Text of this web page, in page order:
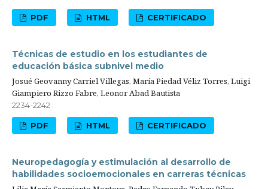
PDF HTML CERTIFICADO
Técnicas de estudio en los estudiantes de
educación básica subnivel medio
Josué Geovanny Carriel Villegas, María Piedad Véliz Torres, Luigi
Giampiero Rizzo Fabre, Leonor Abad Bautista
2234-2242
PDF HTML CERTIFICADO
Neuropedagogía y estimulación al desarrollo de
habilidades socioemocionales en carreras técnicas